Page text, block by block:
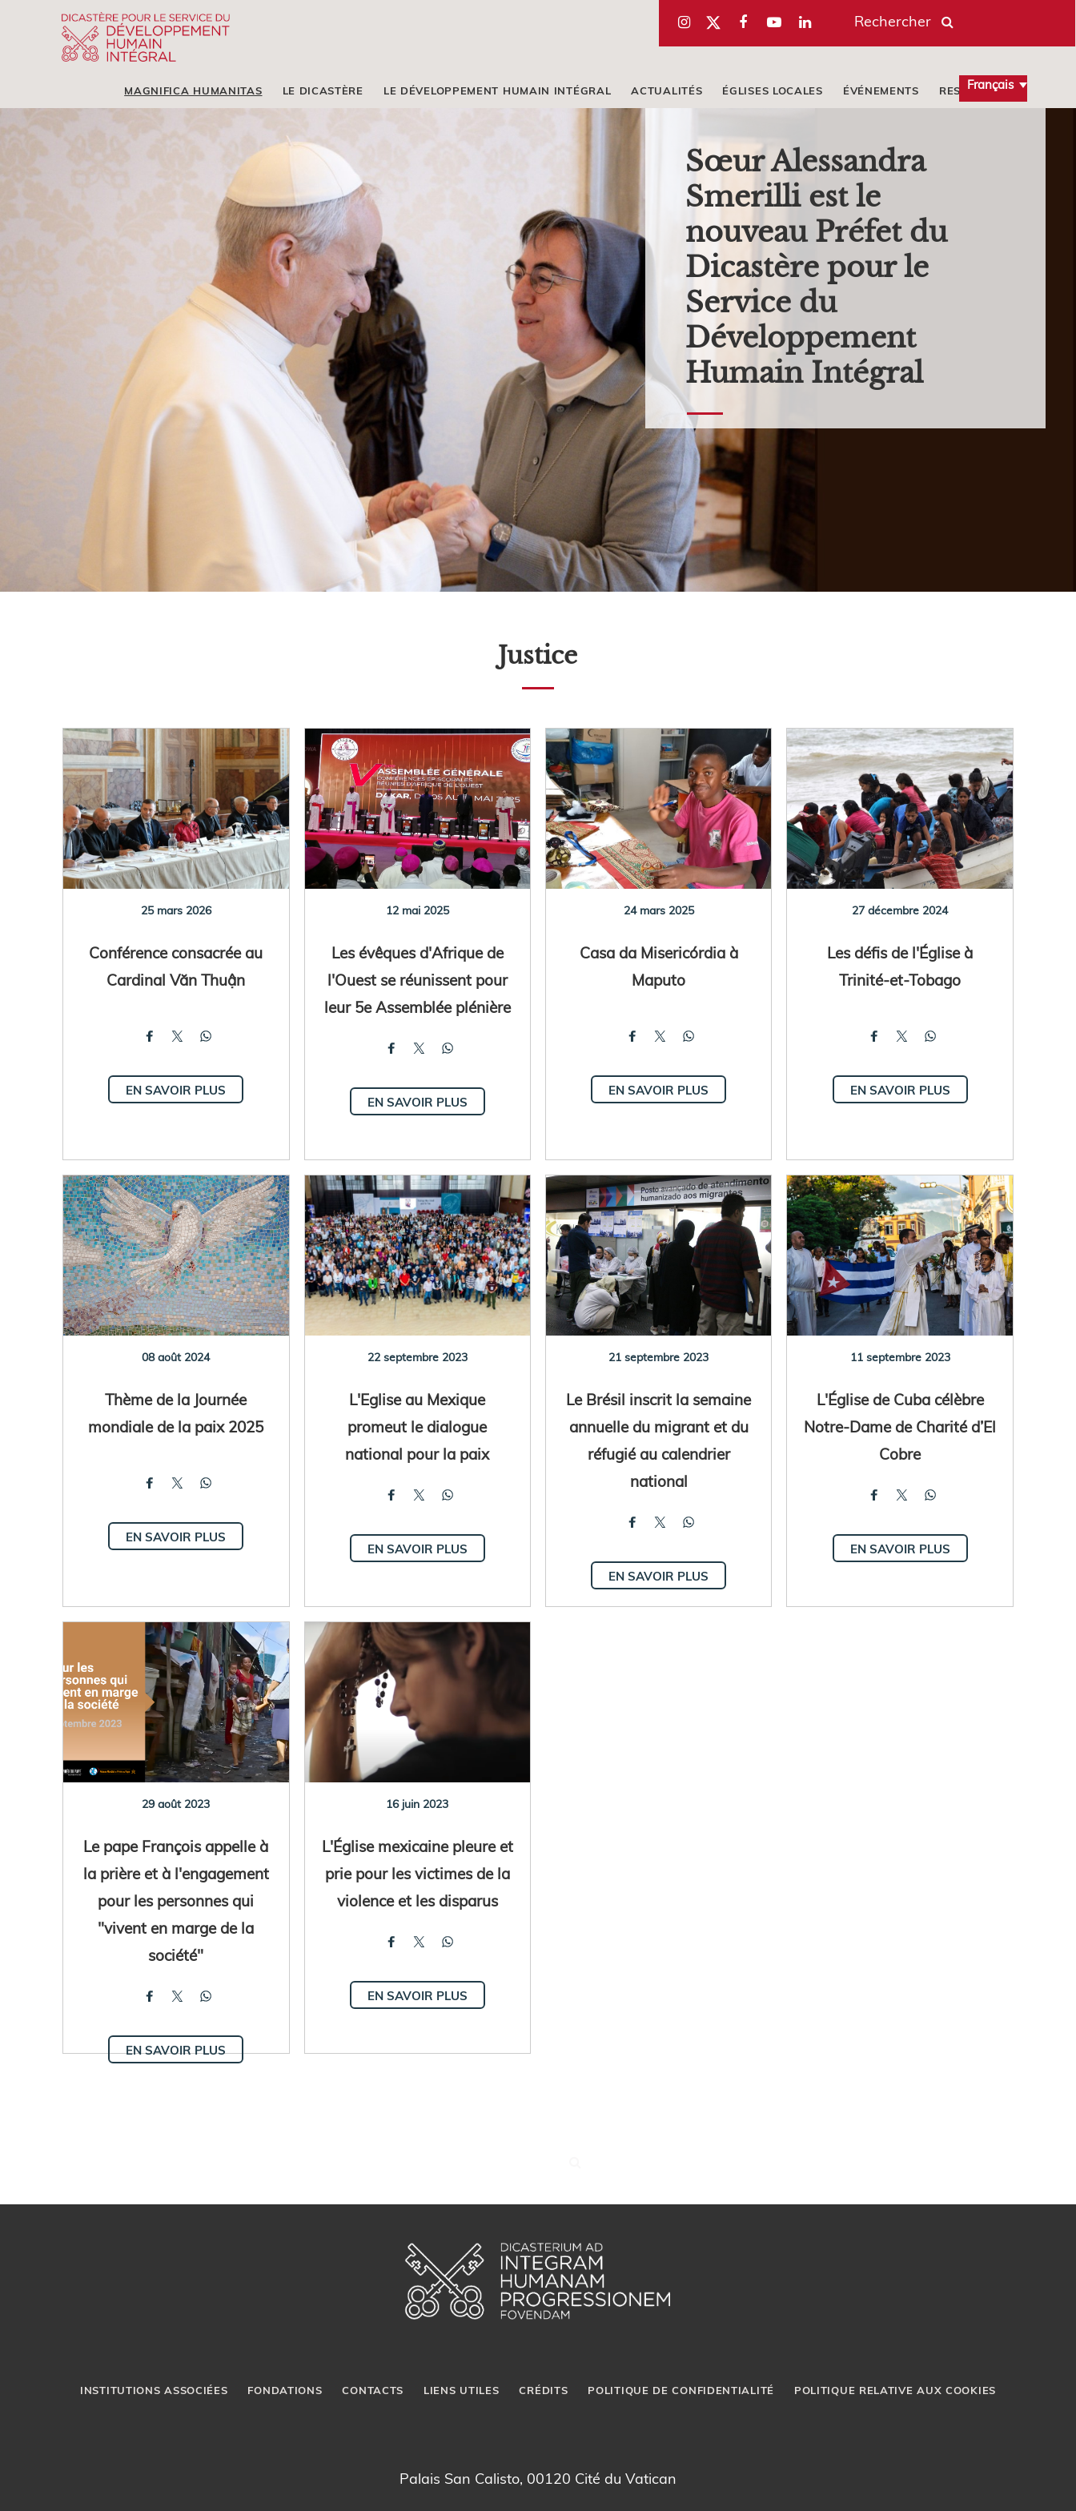
Rechercher
Français
MAGNIFICA HUMANITAS LE DICASTÈRE LE DÉVELOPPEMENT HUMAIN INTÉGRAL ACTUALITÉS ÉGLISES LOCALES ÉVÉNEMENTS RESSOURCES
Sœur Alessandra
Smerilli est le
nouveau Préfet du
Dicastère pour le
Service du
Développement
Humain Intégral
Justice
25 mars 2026
Conférence consacrée au
Cardinal Văn Thuận
EN SAVOIR PLUS
12 mai 2025
Les évêques d'Afrique de
l'Ouest se réunissent pour
leur 5e Assemblée plénière
EN SAVOIR PLUS
24 mars 2025
Casa da Misericórdia à
Maputo
EN SAVOIR PLUS
27 décembre 2024
Les défis de l'Église à
Trinité-et-Tobago
EN SAVOIR PLUS
08 août 2024
Thème de la Journée
mondiale de la paix 2025
EN SAVOIR PLUS
22 septembre 2023
L'Eglise au Mexique
promeut le dialogue
national pour la paix
EN SAVOIR PLUS
21 septembre 2023
Le Brésil inscrit la semaine
annuelle du migrant et du
réfugié au calendrier
national
EN SAVOIR PLUS
11 septembre 2023
L'Église de Cuba célèbre
Notre-Dame de Charité d’El
Cobre
EN SAVOIR PLUS
29 août 2023
Le pape François appelle à
la prière et à l'engagement
pour les personnes qui
"vivent en marge de la
société"
EN SAVOIR PLUS
16 juin 2023
L'Église mexicaine pleure et
prie pour les victimes de la
violence et les disparus
EN SAVOIR PLUS
INSTITUTIONS ASSOCIÉES FONDATIONS CONTACTS LIENS UTILES CRÉDITS POLITIQUE DE CONFIDENTIALITÉ POLITIQUE RELATIVE AUX COOKIES
Palais San Calisto, 00120 Cité du Vatican